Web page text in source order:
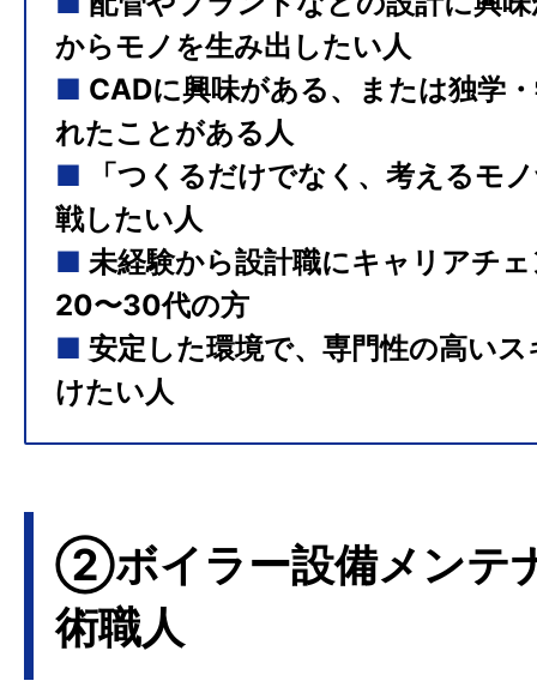
からモノを生み出したい人
■ CADに興味がある、または独学
れたことがある人
■
「つくるだけでなく、考えるモ
戦したい人
■ 未経験から設計職にキャリアチ
20〜30代の方
■ 安定した環境で、専門性の高い
けたい人
②ボイラー設備メンテ
術職人